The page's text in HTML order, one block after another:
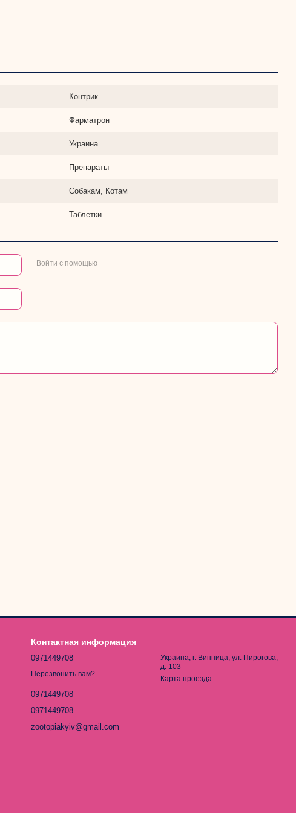
Контрик
Фарматрон
Украина
Препараты
Собакам, Котам
Таблетки
Войти с помощью
Контактная информация
0971449708
Перезвонить вам?
0971449708
0971449708
zootopiakyiv@gmail.com
Украина, г. Винница, ул. Пирогова,
д. 103
Карта проезда